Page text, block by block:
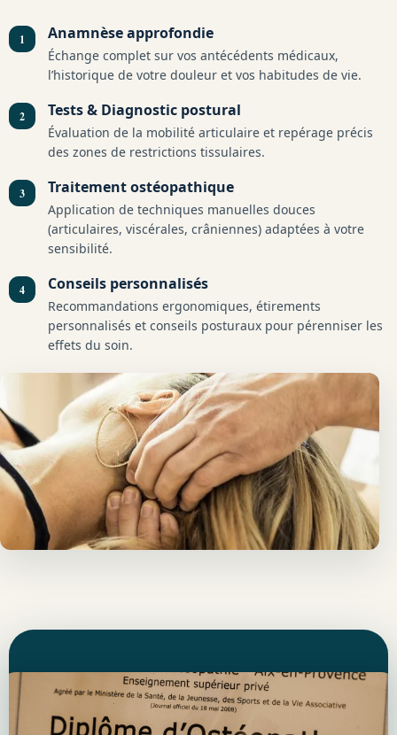
Anamnèse approfondie
Échange complet sur vos antécédents médicaux,
l’historique de votre douleur et vos habitudes de vie.
Tests & Diagnostic postural
Évaluation de la mobilité articulaire et repérage précis
des zones de restrictions tissulaires.
Traitement ostéopathique
Application de techniques manuelles douces
(articulaires, viscérales, crâniennes) adaptées à votre
sensibilité.
Conseils personnalisés
Recommandations ergonomiques, étirements
personnalisés et conseils posturaux pour pérenniser les
effets du soin.